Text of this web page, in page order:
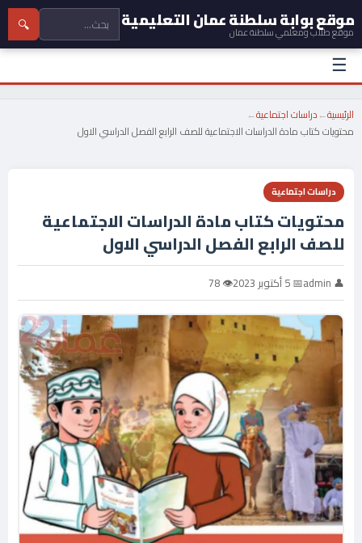
موقع بوابة سلطنة عمان التعليمية
موقع طلاب ومعلمي سلطنة عمان 🔍
☰
الرئيسية←دراسات اجتماعية←
محتويات كتاب مادة الدراسات الاجتماعية للصف الرابع الفصل الدراسي الاول
دراسات اجتماعية
محتويات كتاب مادة الدراسات الاجتماعية
للصف الرابع الفصل الدراسي الاول
👤 admin 📅 5 أكتوبر 2023 👁 78